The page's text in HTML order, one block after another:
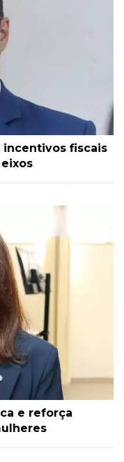
incentivos fiscais
e reforça